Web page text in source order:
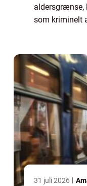
aldersgrænse,
som kriminelt
31 juli 2026